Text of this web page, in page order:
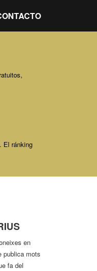
El ránking
en
publica mots
fa del